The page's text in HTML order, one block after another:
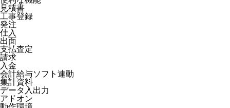
見積書
工事登録
発注
仕入
出面
支払査定
請求
入金
会計給与ソフト連動
集計資料
データ入出力
アドオン